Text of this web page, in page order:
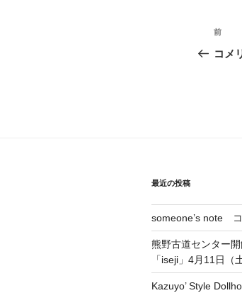
投
稿
ョ
ン
前
の
前
コメ
最近の投稿
someone’s note
熊野古道センター
「iseji」4月11日（
Kazuyo’ Style